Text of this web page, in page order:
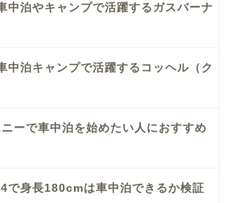
中泊やキャンプで活躍するガスバーナ
中泊キャンプで活躍するコッヘル（ク
ーで車中泊を始めたい人におすすめ
で身長180cmは車中泊できるか検証